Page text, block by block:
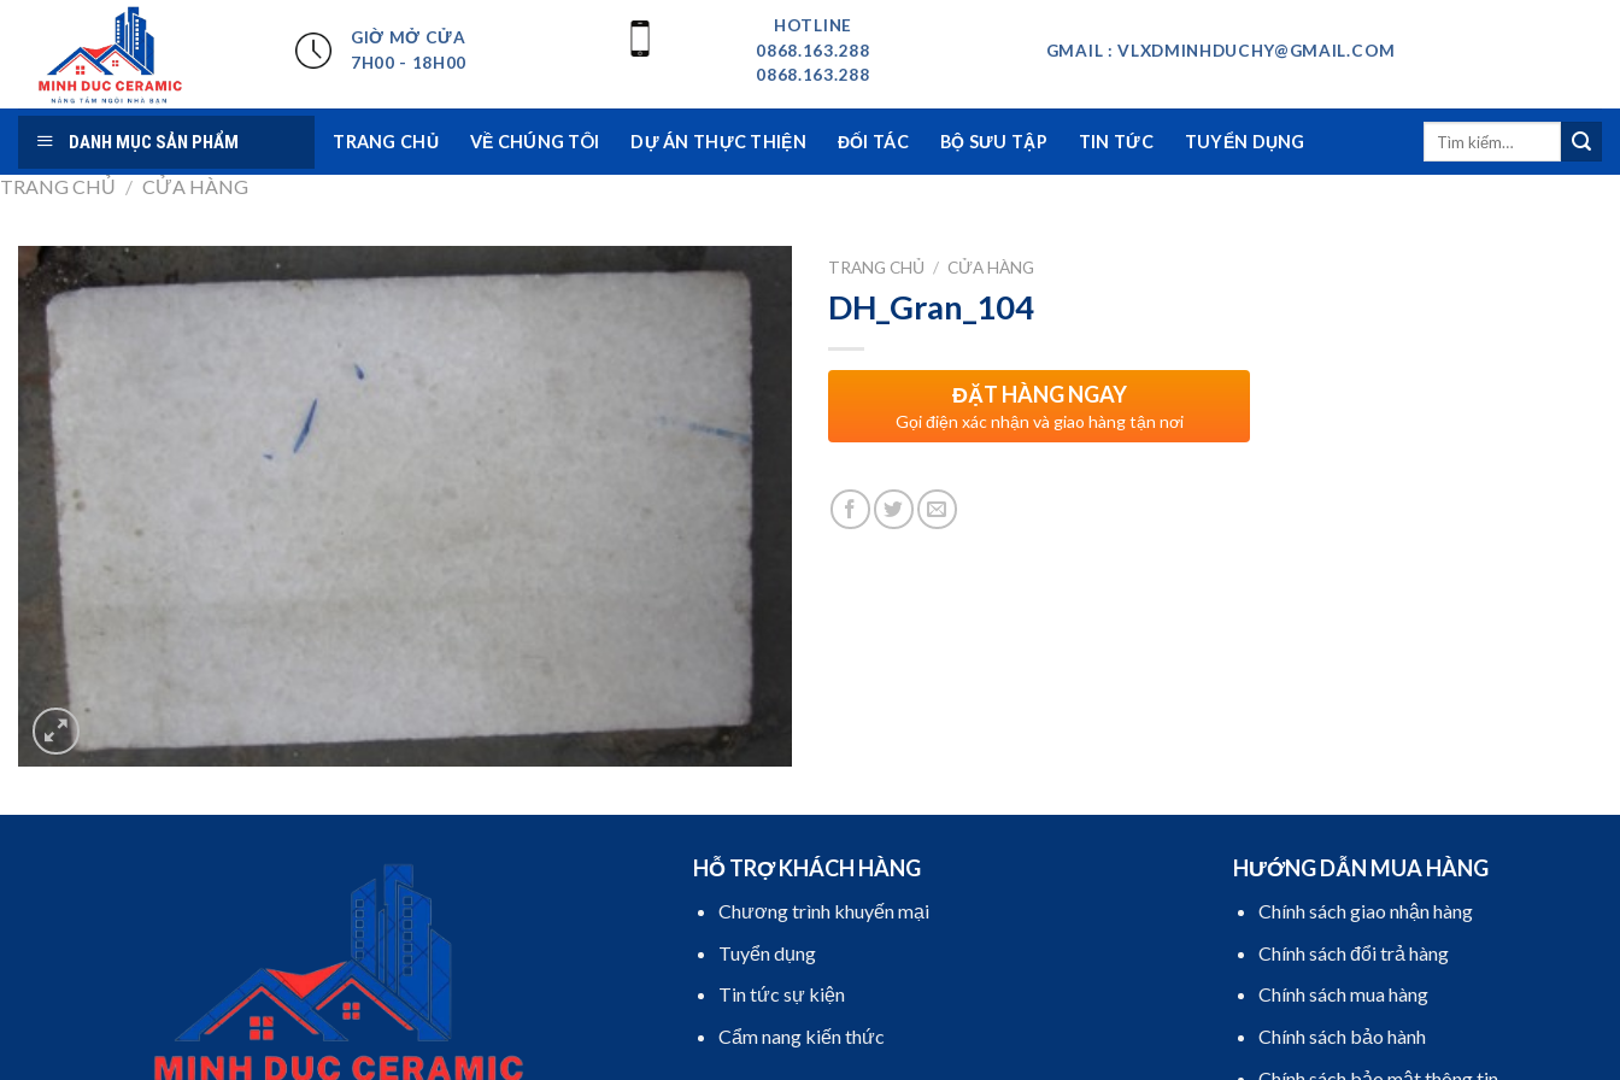
content
GIỜ MỞ CỬA
7H00 - 18H00
HOTLINE
0868.163.288
0868.163.288
GMAIL : VLXDMINHDUCHY@GMAIL.COM
DANH MỤC SẢN PHẨM TRANG CHỦ VỀ CHÚNG TÔI DỰ ÁN THỰC THIỆN ĐỐI TÁC BỘ SƯU TẬP TIN TỨC TUYỂN DỤNG
TRANG CHỦ / CỬA HÀNG
TRANG CHỦ / CỬA HÀNG
DH_Gran_104
ĐẶT HÀNG NGAY
Gọi điện xác nhận và giao hàng tận nơi
HỖ TRỢ KHÁCH HÀNG
Chương trình khuyến mại
Tuyển dụng
Tin tức sự kiện
Cẩm nang kiến thức
HƯỚNG DẪN MUA HÀNG
Chính sách giao nhận hàng
Chính sách đổi trả hàng
Chính sách mua hàng
Chính sách bảo hành